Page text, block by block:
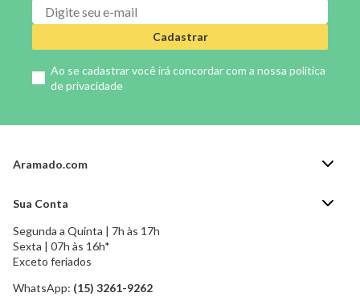
Cadastrar
Ao se cadastrar você irá concordar com a nossa política
de privacidade
Aramado.com
Blog Aramado.com
Política de Privacidade
Política de Troca e Devolução
Política de Frete Grátis
Sua Conta
Minha Conta
Meus pedidos
Segunda a Quinta | 7h às 17h
Sexta | 07h às 16h*
Exceto feriados
WhatsApp: (15) 3261-9262